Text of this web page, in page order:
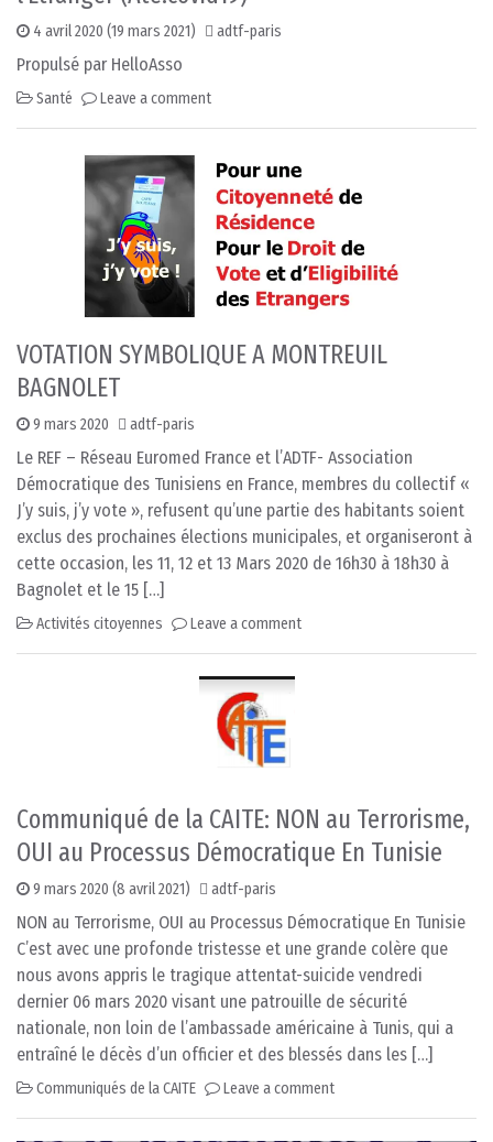
4 avril 2020 (19 mars 2021) adtf-paris
Propulsé par HelloAsso
Santé Leave a comment
VOTATION SYMBOLIQUE A MONTREUIL
BAGNOLET
9 mars 2020 adtf-paris
Le REF – Réseau Euromed France et l’ADTF- Association
Démocratique des Tunisiens en France, membres du collectif «
J’y suis, j’y vote », refusent qu’une partie des habitants soient
exclus des prochaines élections municipales, et organiseront à
cette occasion, les 11, 12 et 13 Mars 2020 de 16h30 à 18h30 à
Bagnolet et le 15 […]
Activités citoyennes Leave a comment
Communiqué de la CAITE: NON au Terrorisme,
OUI au Processus Démocratique En Tunisie
9 mars 2020 (8 avril 2021) adtf-paris
NON au Terrorisme, OUI au Processus Démocratique En Tunisie
C’est avec une profonde tristesse et une grande colère que
nous avons appris le tragique attentat-suicide vendredi
dernier 06 mars 2020 visant une patrouille de sécurité
nationale, non loin de l’ambassade américaine à Tunis, qui a
entraîné le décès d’un officier et des blessés dans les […]
Communiqués de la CAITE Leave a comment